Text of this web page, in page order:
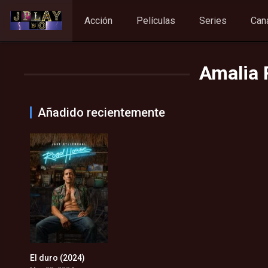
Acción Películas Series
Amalia
Añadido recientemente
El duro (2024)